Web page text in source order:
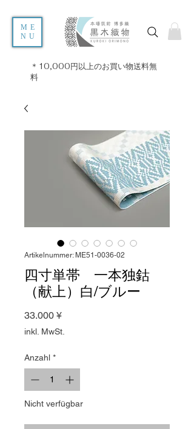
ME
NU
＊10,000円以上のお買い物送料無
料
Artikelnummer: ME51-0036-02
四寸単帯 一本独鈷
（献上）白/ブルー
33.000 ¥Preis
inkl. MwSt.
Anzahl *
Nicht verfügbar